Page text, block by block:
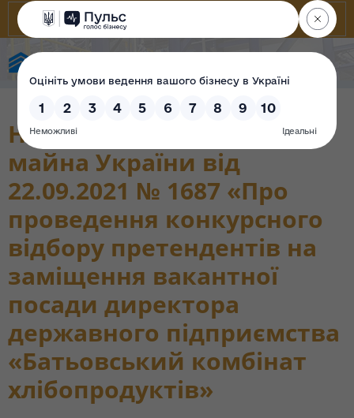
Наказ Фонду державного
майна України від
22.09.2021 № 1687 «Про
проведення конкурсного
відбору претендентів на
заміщення вакантної
посади директора
державного підприємства
«Батьовський комбінат
хлібопродуктів»